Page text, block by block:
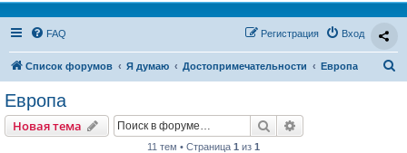
FAQ Вход
Регистрация
Список форумов Я думаю Достопримечательности Европа
Европа
Новая тема Поиск
11 тем • Страница 1 из 1